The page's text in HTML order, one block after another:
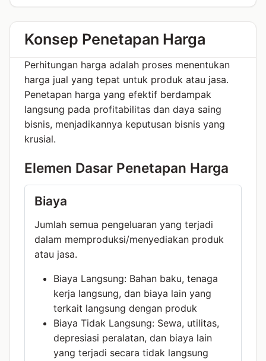
Konsep Penetapan Harga
Perhitungan harga adalah proses menentukan
harga jual yang tepat untuk produk atau jasa.
Penetapan harga yang efektif berdampak
langsung pada profitabilitas dan daya saing
bisnis, menjadikannya keputusan bisnis yang
krusial.
Elemen Dasar Penetapan Harga
Biaya
Jumlah semua pengeluaran yang terjadi
dalam memproduksi/menyediakan produk
atau jasa.
Biaya Langsung: Bahan baku, tenaga
kerja langsung, dan biaya lain yang
terkait langsung dengan produk
Biaya Tidak Langsung: Sewa, utilitas,
depresiasi peralatan, dan biaya lain
yang terjadi secara tidak langsung